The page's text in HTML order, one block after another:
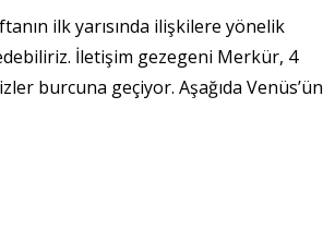
ilk yarısında ilişkilere yönelik
İletişim gezegeni Merkür, 4
burcuna geçiyor. Aşağıda Venüs’ün